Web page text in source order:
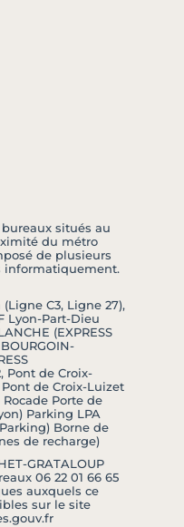
situés au
du métro
de plusieurs
informatiquement.
C3, Ligne 27),
Lyon-Part-Dieu
(EXPRESS
Pont de Croix-
de Croix-Luizet
Porte de
Parking LPA
Borne de
de recharge)
GRATALOUP
06 22 01 66 65
auxquels ce
sur le site